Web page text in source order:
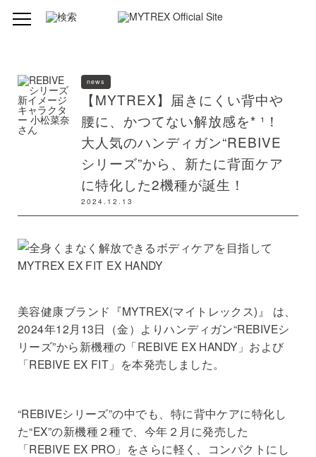
news
【MYTREX】届きにくい背中や
腰に、かつてない解放感を* ¹！
大人気のハンディガン“REBIVE
シリーズ”から、新たに背面ケア
に特化した2機種が誕生！
2024.12.13
美容健康ブランド『MYTREX(マイトレックス)』 は、
2024年12月13日（金）よりハンディガン“REBIVEシ
リーズ”から新機種の「REBIVE EX HANDY」および
「REBIVE EX FIT」を本発売しました。
“REBIVEシリーズ”の中でも、特に背中ケアに特化し
た“EX”の新機種２種で、今年２月に発売した
「REBIVE EX PRO」をさらに軽く、コンパクトにし